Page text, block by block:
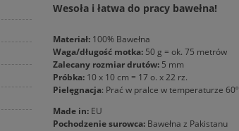
Wesoła i łatwa do pracy bawełna!
Materiał: 100% Bawełna
Waga/długość motka: 50 g = ok. 75 metrów
Zalecany rozmiar drutów: 5 mm
Próbka: 10 x 10 cm = 17 o. x 22 rz.
Pielęgnacja: Prać w pralce w temperaturze
Made in: EU
Pochodzenie surowca: Bawełna z Pakistanu